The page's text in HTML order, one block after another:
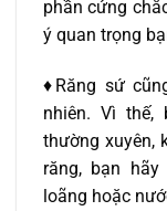
phần cứng
ý quan trọng
♦Răng sứ
nhiên. Vì thế,
thường xuyên,
răng, bạn
loãng hoặc